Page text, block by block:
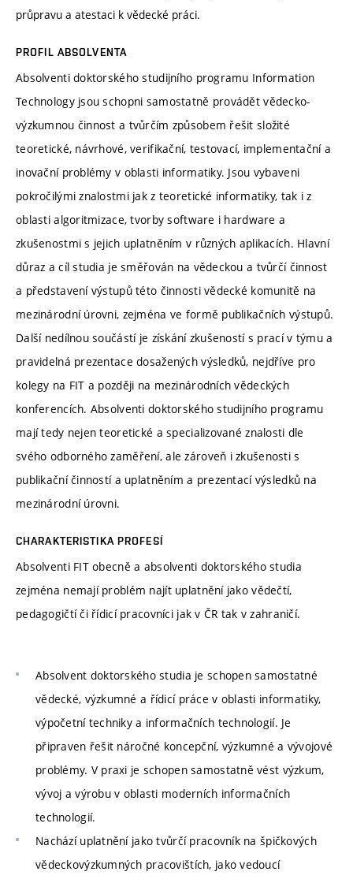
průpravu a atestaci k vědecké práci.
PROFIL ABSOLVENTA
Absolventi doktorského studijního programu Information
Technology jsou schopni samostatně provádět vědecko-
výzkumnou činnost a tvůrčím způsobem řešit složité
teoretické, návrhové, verifikační, testovací, implementační a
inovační problémy v oblasti informatiky. Jsou vybaveni
pokročilými znalostmi jak z teoretické informatiky, tak i z
oblasti algoritmizace, tvorby software i hardware a
zkušenostmi s jejich uplatněním v různých aplikacích. Hlavní
důraz a cíl studia je směřován na vědeckou a tvůrčí činnost
a představení výstupů této činnosti vědecké komunitě na
mezinárodní úrovni, zejména ve formě publikačních výstupů.
Další nedílnou součástí je získání zkušeností s prací v týmu a
pravidelná prezentace dosažených výsledků, nejdříve pro
kolegy na FIT a později na mezinárodních vědeckých
konferencích. Absolventi doktorského studijního programu
mají tedy nejen teoretické a specializované znalosti dle
svého odborného zaměření, ale zároveň i zkušenosti s
publikační činností a uplatněním a prezentací výsledků na
mezinárodní úrovni.
CHARAKTERISTIKA PROFESÍ
Absolventi FIT obecně a absolventi doktorského studia
zejména nemají problém najít uplatnění jako vědečtí,
pedagogičtí či řídicí pracovníci jak v ČR tak v zahraničí.
Absolvent doktorského studia je schopen samostatné
vědecké, výzkumné a řídicí práce v oblasti informatiky,
výpočetní techniky a informačních technologií. Je
připraven řešit náročné koncepční, výzkumné a vývojové
problémy. V praxi je schopen samostatně vést výzkum,
vývoj a výrobu v oblasti moderních informačních
technologií.
Nachází uplatnění jako tvůrčí pracovník na špičkových
vědeckovýzkumných pracovištích, jako vedoucí